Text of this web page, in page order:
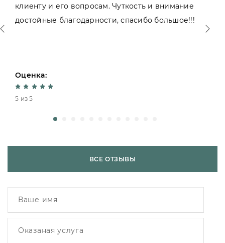
клиенту и его вопросам. Чуткость и внимание
достойные благодарности, спасибо большое!!!
Оценка:
5 из 5
ВСЕ ОТЗЫВЫ